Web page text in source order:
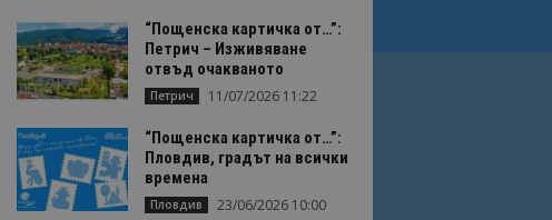
“Пощенска картичка от…”:
Петрич – Изживяване
отвъд очакваното
Петрич 11/07/2026 11:22
“Пощенска картичка от…”:
Пловдив, градът на всички
времена
Пловдив 23/06/2026 10:00